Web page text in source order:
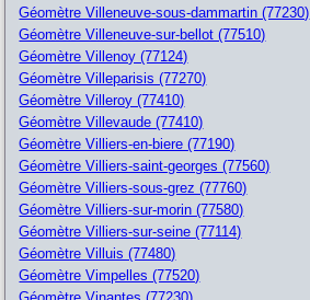
Géomètre Villeneuve-sous-dammartin (77230)
Géomètre Villeneuve-sur-bellot (77510)
Géomètre Villenoy (77124)
Géomètre Villeparisis (77270)
Géomètre Villeroy (77410)
Géomètre Villevaude (77410)
Géomètre Villiers-en-biere (77190)
Géomètre Villiers-saint-georges (77560)
Géomètre Villiers-sous-grez (77760)
Géomètre Villiers-sur-morin (77580)
Géomètre Villiers-sur-seine (77114)
Géomètre Villuis (77480)
Géomètre Vimpelles (77520)